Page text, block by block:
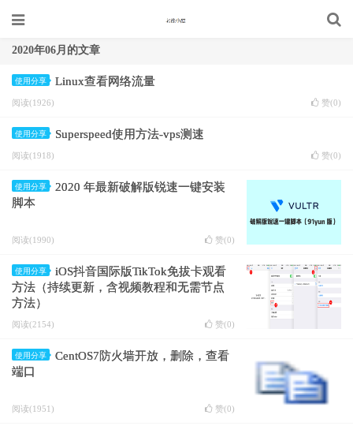
2020年06月的文章
使用分享 Linux查看网络流量
阅读(1926) 赞(0)
使用分享 Superspeed使用方法-vps测速
阅读(1918) 赞(0)
使用分享
2020 年最新破解版锐速一键安装
脚本
阅读(1990) 赞(0)
使用分享
iOS抖音国际版TikTok免拔卡观看
方法（持续更新，含视频教程和无需节点
方法）
阅读(2154) 赞(0)
使用分享
CentOS7防火墙开放，删除，查看
端口
阅读(1951) 赞(0)